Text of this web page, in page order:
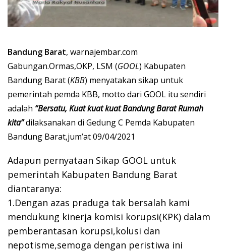
Bandung Barat, warnajembar.com
Gabungan.Ormas,OKP, LSM (GOOL) Kabupaten
Bandung Barat (KBB) menyatakan sikap untuk
pemerintah pemda KBB, motto dari GOOL itu sendiri
adalah “Bersatu, Kuat kuat kuat Bandung Barat Rumah
kita”dilaksanakan di Gedung C Pemda Kabupaten
Bandung Barat,jum’at 09/04/2021
Adapun pernyataan Sikap GOOL untuk
pemerintah Kabupaten Bandung Barat
diantaranya:
1.Dengan azas praduga tak bersalah kami
mendukung kinerja komisi korupsi(KPK) dalam
pemberantasan korupsi,kolusi dan
nepotisme,semoga dengan peristiwa ini